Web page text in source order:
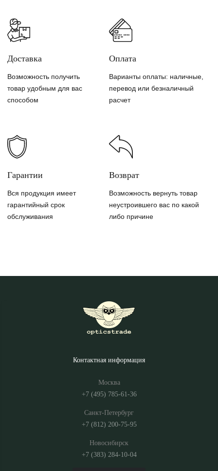
Доставка
Возможность получить
товар удобным для вас
способом
Оплата
Варианты оплаты: наличные,
перевод или безналичный
расчет
Гарантии
Вся продукция имеет
гарантийный срок
обслуживания
Возврат
Возможность вернуть товар
неустроившего вас по какой
либо причине
Контактная информация
Москва
+7 (495) 785-61-36
Санкт-Петербург
+7 (812) 200-75-95
Новосибирск
+7 (383) 284-10-04